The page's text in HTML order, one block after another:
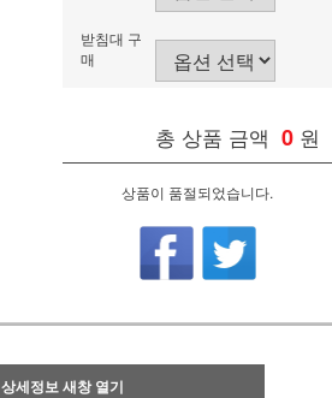
받침대 구
매
총 상품 금액 0 원
상품이 품절되었습니다.
상세정보 새창 열기